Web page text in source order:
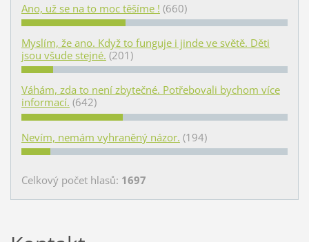
Ano, už se na to moc těšíme ! (660)
Myslím, že ano. Když to funguje i jinde ve světě. Děti
jsou všude stejné. (201)
Váhám, zda to není zbytečné. Potřebovali bychom více
informací. (642)
Nevím, nemám vyhraněný názor. (194)
Celkový počet hlasů: 1697